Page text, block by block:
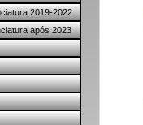
2019-2022
após 2023